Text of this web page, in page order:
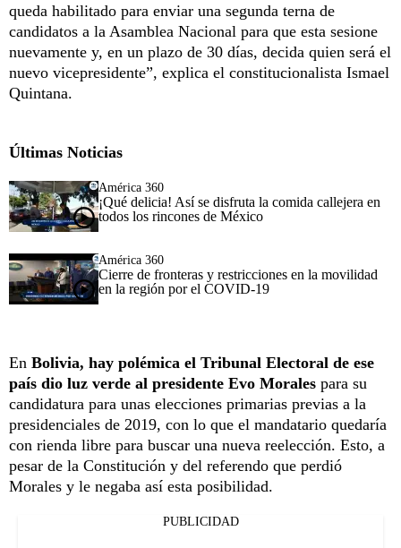
queda habilitado para enviar una segunda terna de
candidatos a la Asamblea Nacional para que esta sesione
nuevamente y, en un plazo de 30 días, decida quien será el
nuevo vicepresidente”, explica el constitucionalista Ismael
Quintana.
Últimas Noticias
América 360
¡Qué delicia! Así se disfruta la comida callejera en
todos los rincones de México
América 360
Cierre de fronteras y restricciones en la movilidad
en la región por el COVID-19
En Bolivia, hay polémica el Tribunal Electoral de ese
país dio luz verde al presidente Evo Morales para su
candidatura para unas elecciones primarias previas a la
presidenciales de 2019, con lo que el mandatario quedaría
con rienda libre para buscar una nueva reelección. Esto, a
pesar de la Constitución y del referendo que perdió
Morales y le negaba así esta posibilidad.
PUBLICIDAD